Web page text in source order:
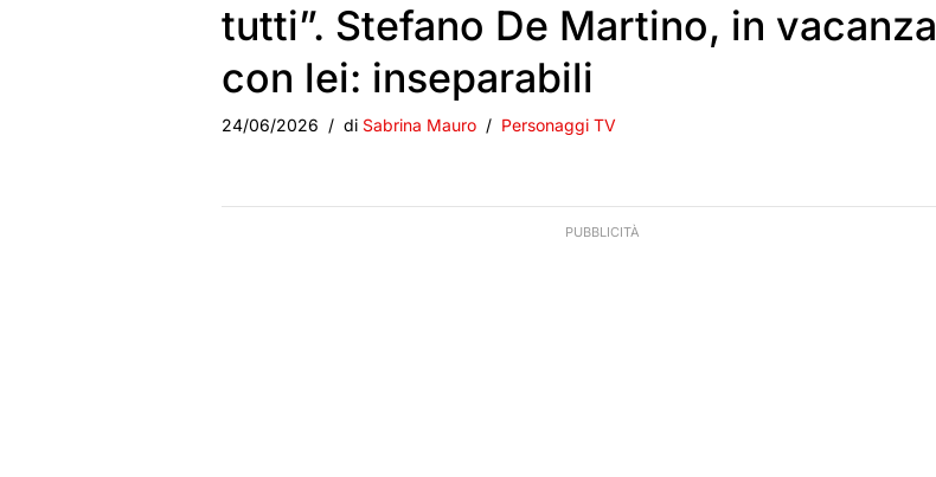
tutti”. Stefano De Martino, in vacanza
con lei: inseparabili
24/06/2026 di Sabrina Mauro Personaggi TV